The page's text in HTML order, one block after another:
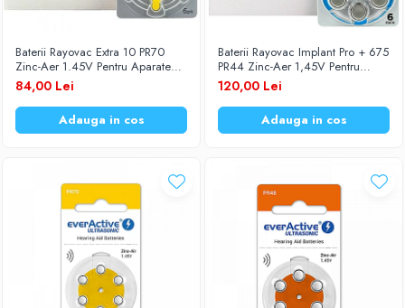
Baterii Rayovac Extra 10 PR70
Zinc-Aer 1.45V Pentru Aparate
Auditive Set 60 Baterii
84,00 Lei
Adauga in cos
Baterii Rayovac Implant Pro + 675
PR44 Zinc-Aer 1,45V Pentru
Aparate Auditive Set 60 Baterii
120,00 Lei
Adauga in cos